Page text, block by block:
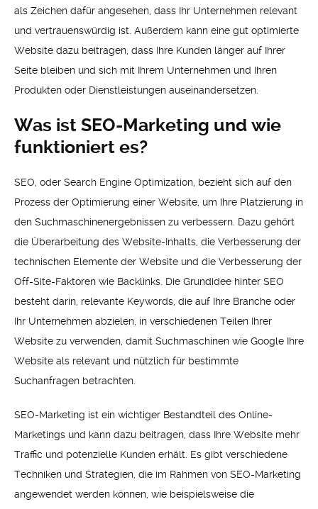
als Zeichen dafür angesehen, dass Ihr Unternehmen relevant
und vertrauenswürdig ist. Außerdem kann eine gut optimierte
Website dazu beitragen, dass Ihre Kunden länger auf Ihrer
Seite bleiben und sich mit Ihrem Unternehmen und Ihren
Produkten oder Dienstleistungen auseinandersetzen.
Was ist SEO-Marketing und wie
funktioniert es?
SEO, oder Search Engine Optimization, bezieht sich auf den
Prozess der Optimierung einer Website, um Ihre Platzierung in
den Suchmaschinenergebnissen zu verbessern. Dazu gehört
die Überarbeitung des Website-Inhalts, die Verbesserung der
technischen Elemente der Website und die Verbesserung der
Off-Site-Faktoren wie Backlinks. Die Grundidee hinter SEO
besteht darin, relevante Keywords, die auf Ihre Branche oder
Ihr Unternehmen abzielen, in verschiedenen Teilen Ihrer
Website zu verwenden, damit Suchmaschinen wie Google Ihre
Website als relevant und nützlich für bestimmte
Suchanfragen betrachten.
SEO-Marketing ist ein wichtiger Bestandteil des Online-
Marketings und kann dazu beitragen, dass Ihre Website mehr
Traffic und potenzielle Kunden erhält. Es gibt verschiedene
Techniken und Strategien, die im Rahmen von SEO-Marketing
angewendet werden können, wie beispielsweise die